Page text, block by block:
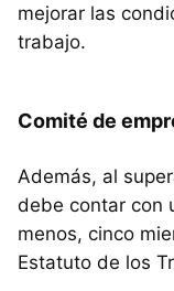
mejorar las
trabajo.
Comité de
Además, al
debe contar con
menos, cinco
Estatuto de los